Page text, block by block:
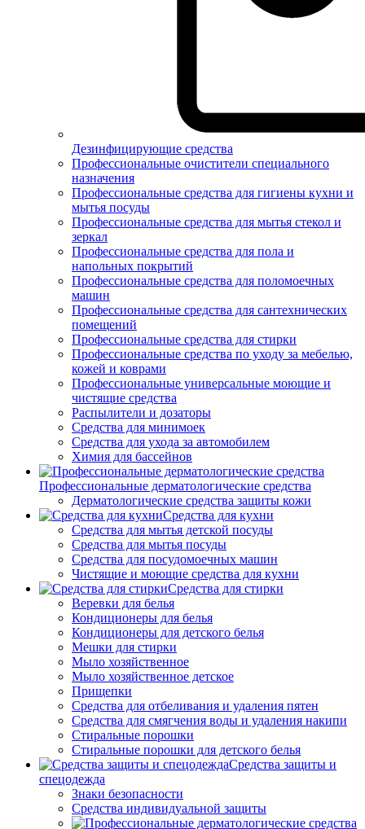
Дезинфицирующие средства
Профессиональные очистители специального
назначения
Профессиональные средства для гигиены кухни и
мытья посуды
Профессиональные средства для мытья стекол и
зеркал
Профессиональные средства для пола и
напольных покрытий
Профессиональные средства для поломоечных
машин
Профессиональные средства для сантехнических
помещений
Профессиональные средства для стирки
Профессиональные средства по уходу за мебелью,
кожей и коврами
Профессиональные универсальные моющие и
чистящие средства
Распылители и дозаторы
Средства для минимоек
Средства для ухода за автомобилем
Химия для бассейнов
Профессиональные дерматологические средства
Дерматологические средства защиты кожи
Средства для кухни
Средства для мытья детской посуды
Средства для мытья посуды
Средства для посудомоечных машин
Чистящие и моющие средства для кухни
Средства для стирки
Веревки для белья
Кондиционеры для белья
Кондиционеры для детского белья
Мешки для стирки
Мыло хозяйственное
Мыло хозяйственное детское
Прищепки
Средства для отбеливания и удаления пятен
Средства для смягчения воды и удаления накипи
Стиральные порошки
Стиральные порошки для детского белья
Средства защиты и
спецодежда
Знаки безопасности
Средства индивидуальной защиты